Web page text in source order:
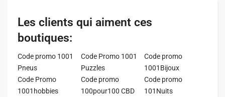
Les clients qui aiment ces
boutiques:
Code promo 1001
Pneus
Code Promo 1001
Puzzles
Code promo
1001Bijoux
Code Promo
1001hobbies
Code promo
100pour100 CBD
Code promo
101Nuits